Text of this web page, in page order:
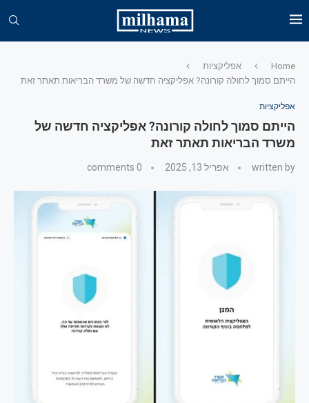
Home
אפליקציות
הייתם סמוך לחולה קורונה? אפליקציה חדשה של משרד הבריאות תאתר זאת
אפליקציות
הייתם סמוך לחולה קורונה? אפליקציה חדשה של
משרד הבריאות תאתר זאת
written by אפריל 13, 2025 0 comments